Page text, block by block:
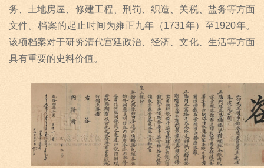
务、土地房屋、修建工程、刑罚、织造、关税、盐务等方面
文件。档案的起止时间为雍正九年（1731年）至1920年。
该项档案对于研究清代宫廷政治、经济、文化、生活等方面
具有重要的史料价值。